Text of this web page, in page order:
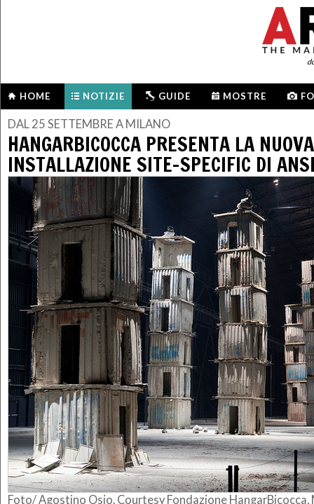
HOME NOTIZIE GUIDE MOSTRE
DAL 25 SETTEMBRE A MILANO
HANGARBICOCCA PRESENTA LA NUOVA
INSTALLAZIONE SITE-SPECIFIC DI
Foto/ Agostino Osio. Courtesy Fondazione HangarBicocca,